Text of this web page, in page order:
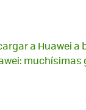
a Huawei a